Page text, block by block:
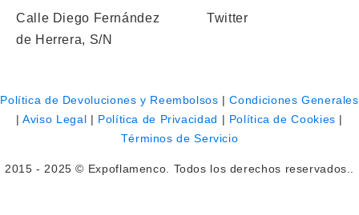
Calle Diego Fernández
de Herrera, S/N
Twitter
Política de Devoluciones y Reembolsos |Condiciones Generales
|Aviso Legal | Política de Privacidad | Política de Cookies |
Términos de Servicio
2015 - 2025 © Expoflamenco. Todos los derechos reservados..